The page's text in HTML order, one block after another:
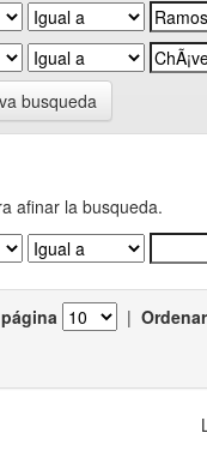
busqueda
afinar la busqueda.
|